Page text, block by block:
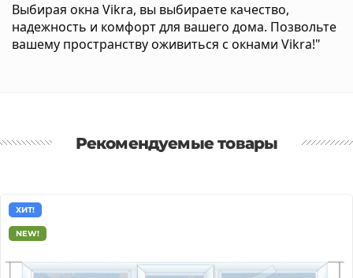
Выбирая окна Vikra, вы выбираете качество,
надежность и комфорт для вашего дома. Позвольте
вашему пространству оживиться с окнами Vikra!"
Рекомендуемые товары
ХИТ!
NEW!